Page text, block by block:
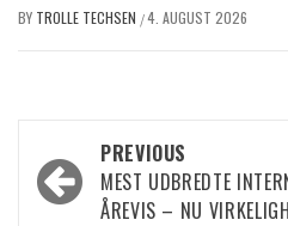
BY TROLLE TECHSEN /4. AUGUST 2026
Post
navigation
PREVIOUS
MEST UDBREDTE
ÅREVIS – NU